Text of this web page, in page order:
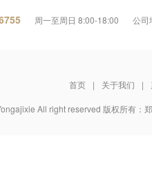
周一至周日 8:00-18:00 公司
首页 | 关于我们 |
All right reserved 版权所有：